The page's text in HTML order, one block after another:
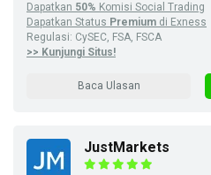
Dapatkan 50% Komisi Social Trading
Dapatkan Status Premium di Exness
Regulasi: CySEC, FSA, FSCA
>> Kunjungi Situs!
Baca Ulasan
JustMarkets